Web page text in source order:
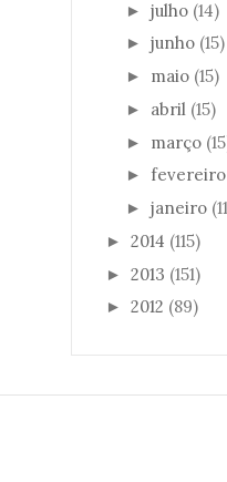
► julho (14)
► junho (15)
► maio (15)
► abril (15)
► março
► fevereiro
► janeiro
► 2014 (115)
► 2013 (151)
► 2012 (89)